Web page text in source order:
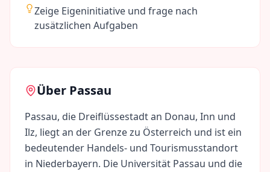
Zeige Eigeninitiative und frage nach
zusätzlichen Aufgaben
Über Passau
Passau, die Dreiflüssestadt an Donau, Inn und
Ilz, liegt an der Grenze zu Österreich und ist ein
bedeutender Handels- und Tourismusstandort
in Niederbayern. Die Universität Passau und die